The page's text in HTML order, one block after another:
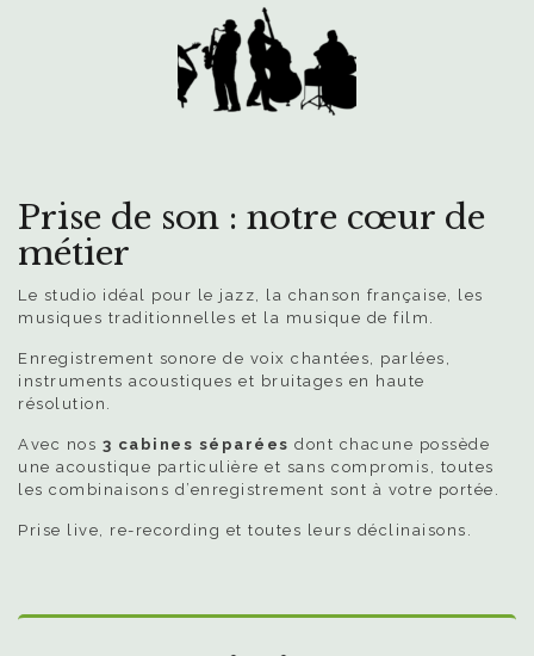
Prise de son : notre cœur de
métier
Le studio idéal pour le jazz, la chanson française, les
musiques traditionnelles et la musique de film.
Enregistrement sonore de voix chantées, parlées,
instruments acoustiques et bruitages en haute
résolution.
Avec nos 3 cabines séparées dont chacune possède
une acoustique particulière et sans compromis, toutes
les combinaisons d’enregistrement sont à votre portée.
Prise live, re-recording et toutes leurs déclinaisons.